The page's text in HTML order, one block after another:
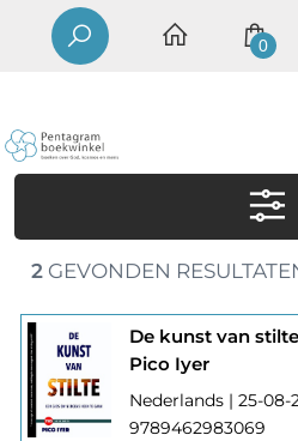
0
2GEVONDEN
De kunst van stilte
Pico Iyer
Nederlands | 25-08-
9789462983069